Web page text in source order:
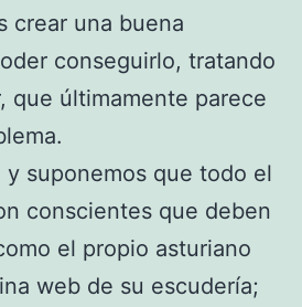
crear una buena
conseguirlo, tratando
que últimamente parece
y suponemos que todo el
conscientes que deben
el propio asturiano
web de su escudería;